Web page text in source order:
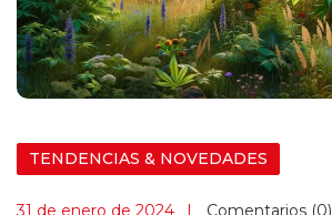
TENDENCIAS & NOVEDADES